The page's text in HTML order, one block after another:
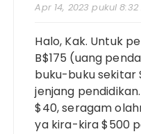
Apr 14, 2023 pukul 8:32
Halo, Kak. Untuk
B$175 (uang
buku-buku sekitar
jenjang
$40, seragam
ya kira-kira $500